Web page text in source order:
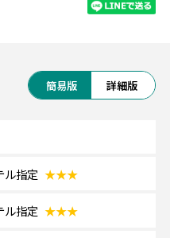
情により予告なく変更となる
》━━・・
古い都市の1つ、約3,400年の
ノン神殿をはじめ数々の遺
イトアップされた幻想的な
簡易版 詳細版
ル指定 ★★★
ル指定 ★★★